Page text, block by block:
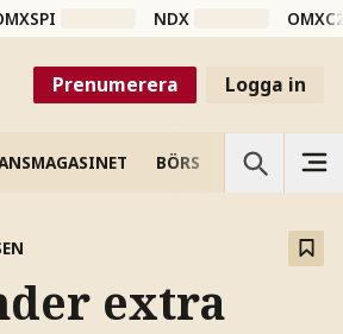
NDX
Prenumerera Logga in
BÖRS VETENSKAP
extra